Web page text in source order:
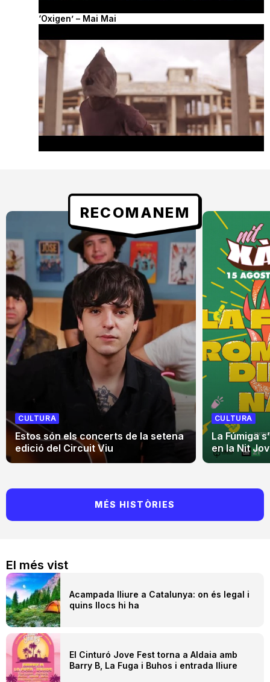
‘Oxigen’ – Mai Mai
El més vist
Acampada lliure a Catalunya: on és legal i
quins llocs hi ha
El Cinturó Jove Fest torna a Aldaia amb
Barry B, La Fuga i Buhos i entrada lliure
RECOMANEM
CULTURA
Estos són els concerts de la setena
edició del Circuit Viu
CULTURA
La Fúmiga
en la Nit
MÉS HISTÒRIES